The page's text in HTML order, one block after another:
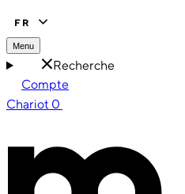
FR
Menu
Recherche
Compte
Chariot 0